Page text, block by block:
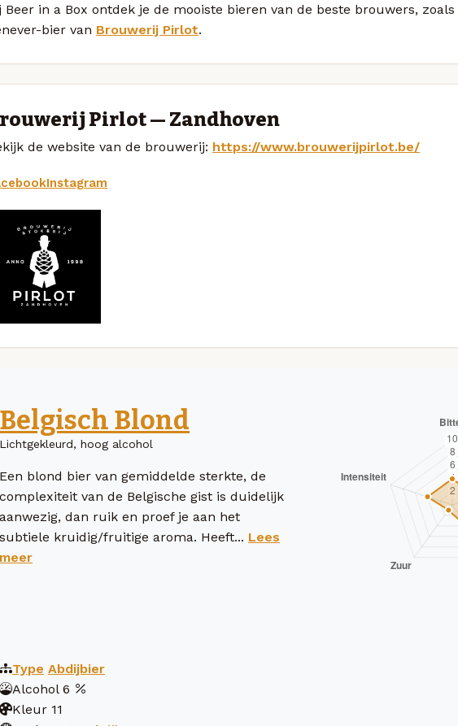
Beer in a Box ontdek je de mooiste bieren van de beste brouwers,
bier van Brouwerij Pirlot.
Pirlot — Zandhoven
de website van de brouwerij: https://www.brouwerijpirlot.be/
Instagram
Belgisch Blond
Lichtgekleurd, hoog alcohol
Een blond bier van gemiddelde sterkte, de
complexiteit van de Belgische gist is duidelijk
aanwezig, dan ruik en proef je aan het
subtiele kruidig/fruitige aroma. Heeft... Lees
meer
Type Abdijbier
Alcohol 6
Kleur 11